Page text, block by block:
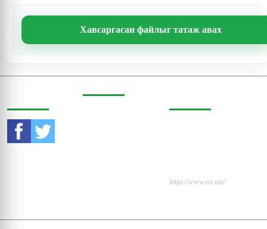
Хавсаргасан файлыг татаж авах
https://www.eri.mn/